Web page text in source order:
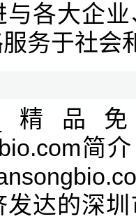
与各大企
务于社会
精品
简
发达的深